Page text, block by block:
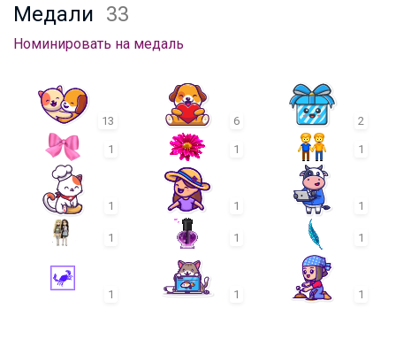
Медали 33
Номинировать на медаль
13 6 2
1 1 1
1 1 1
1 1 1
1 1 1